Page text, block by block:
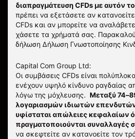
διαπραγμάτευση CFDs με αυτόν
πρέπει να εξετάσετε αν
CFDs και αν μπορείτε να
χάσετε τα χρήματά σας.
δήλωση Δήλωση Γνωστοποίησης
Capital Com Group Ltd:
Οι συμβάσεις CFDs είναι
ενέχουν υψηλό κίνδυνο ραγδαίας
λόγω της μόχλευσης. Μεταξύ
λογαριασμών ιδιωτών
υφίσταται απώλειες κεφαλαίων
πραγματοποιούνται συναλλαγές
να σκεφτείτε αν κατανοείτε τον